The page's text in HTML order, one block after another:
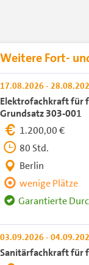
Weitere Fort-
17.08.2026 -
Elektrofachkraft für
Grundsatz 303-001
1.200,00 €
80 Std.
Berlin
wenige Plätze
Garantierte
03.09.2026 -
Sanitärfachkraft für